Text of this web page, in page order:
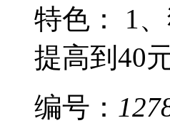
特色： 1
提高到40
编号：